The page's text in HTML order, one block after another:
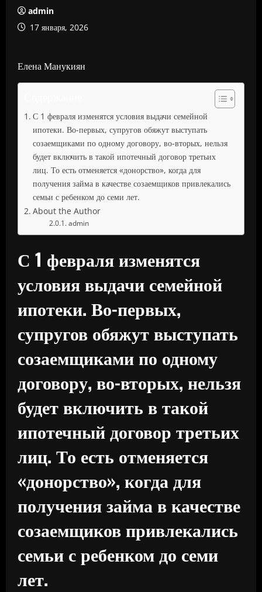
admin
17 января, 2026
Елена Манукиян
С 1 февраля изменятся условия выдачи семейной
ипотеки. Во-первых, супругов обяжут выступать
созаемщиками по одному договору, во-вторых, нельзя
будет включить в такой ипотечный договор третьих
лиц. То есть отменяется «донорство», когда для
получения займа в качестве созаемщиков привлекались
семьи с ребенком до семи лет.
About the Author
admin
С 1 февраля изменятся
условия выдачи семейной
ипотеки. Во-первых,
супругов обяжут выступать
созаемщиками по одному
договору, во-вторых, нельзя
будет включить в такой
ипотечный договор третьих
лиц. То есть отменяется
«донорство», когда для
получения займа в качестве
созаемщиков привлекались
семьи с ребенком до семи
лет.